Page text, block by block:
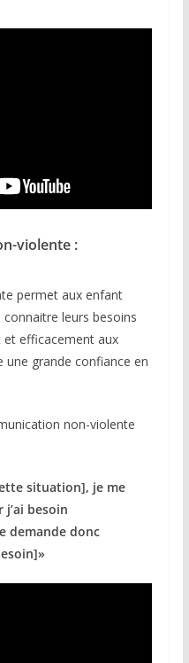
violente :
permet aux enfant
connaitre leurs besoins
efficacement aux
une grande confiance en
non-violente
situation], je me
besoin
demande donc